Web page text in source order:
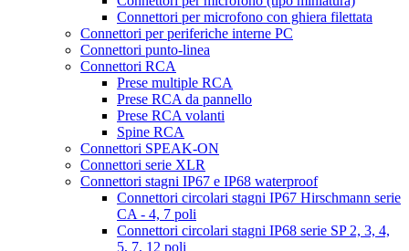
Connettori per microfono con ghiera filettata
Connettori per periferiche interne PC
Connettori punto-linea
Connettori RCA
Prese multiple RCA
Prese RCA da pannello
Prese RCA volanti
Spine RCA
Connettori SPEAK-ON
Connettori serie XLR
Connettori stagni IP67 e IP68 waterproof
Connettori circolari stagni IP67 Hirschmann serie
CA - 4, 7 poli
Connettori circolari stagni IP68 serie SP 2, 3, 4,
5, 7, 12 poli